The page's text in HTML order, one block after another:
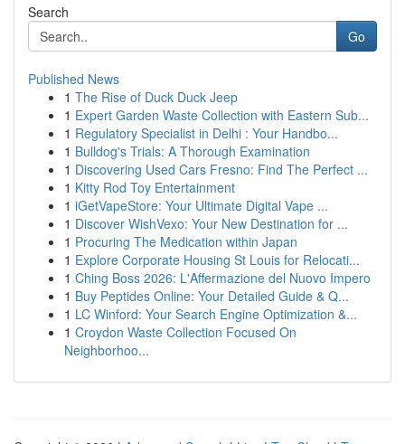
Search
Go
Published News
1 The Rise of Duck Duck Jeep
1 Expert Garden Waste Collection with Eastern Sub...
1 Regulatory Specialist in Delhi : Your Handbo...
1 Bulldog's Trials: A Thorough Examination
1 Discovering Used Cars Fresno: Find The Perfect ...
1 Kitty Rod Toy Entertainment
1 iGetVapeStore: Your Ultimate Digital Vape ...
1 Discover WishVexo: Your New Destination for ...
1 Procuring The Medication within Japan
1 Explore Corporate Housing St Louis for Relocati...
1 Ching Boss 2026: L'Affermazione del Nuovo Impero
1 Buy Peptides Online: Your Detailed Guide & Q...
1 LC Winford: Your Search Engine Optimization &...
1 Croydon Waste Collection Focused On
Neighborhoo...